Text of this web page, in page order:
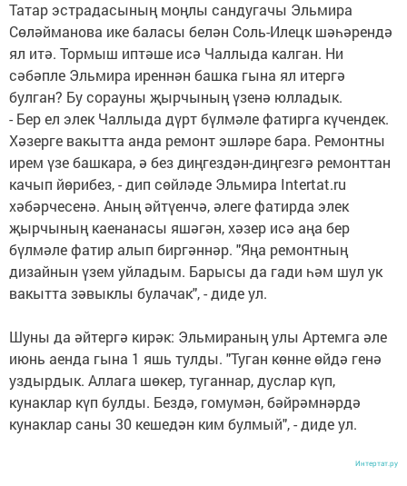
Татар эстрадасының моңлы сандугачы Эльмира
Сөләйманова ике баласы белән Соль-Илецк шәһәрендә
ял итә. Тормыш иптәше исә Чаллыда калган. Ни
сәбәпле Эльмира иреннән башка гына ял итергә
булган? Бу сорауны җырчының үзенә юлладык.
- Бер ел элек Чаллыда дүрт бүлмәле фатирга күчендек.
Хәзерге вакытта анда ремонт эшләре бара. Ремонтны
ирем үзе башкара, ә без диңгездән-диңгезгә ремонттан
качып йөрибез, - дип сөйләде Эльмира Intertat.ru
хәбәрчесенә. Аның әйтүенчә, әлеге фатирда элек
җырчының каенанасы яшәгән, хәзер исә аңа бер
бүлмәле фатир алып биргәннәр. "Яңа ремонтның
дизайнын үзем уйладым. Барысы да гади һәм шул ук
вакытта зәвыклы булачак", - диде ул.
Шуны да әйтергә кирәк: Эльмираның улы Артемга әле
июнь аенда гына 1 яшь тулды. "Туган көнне өйдә генә
уздырдык. Аллага шөкер, туганнар, дуслар күп,
кунаклар күп булды. Бездә, гомумән, бәйрәмнәрдә
кунаклар саны 30 кешедән ким булмый", - диде ул.
Интертат.ру